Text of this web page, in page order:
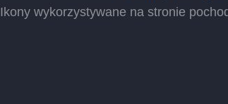
Ikony wykorzystywane na stronie